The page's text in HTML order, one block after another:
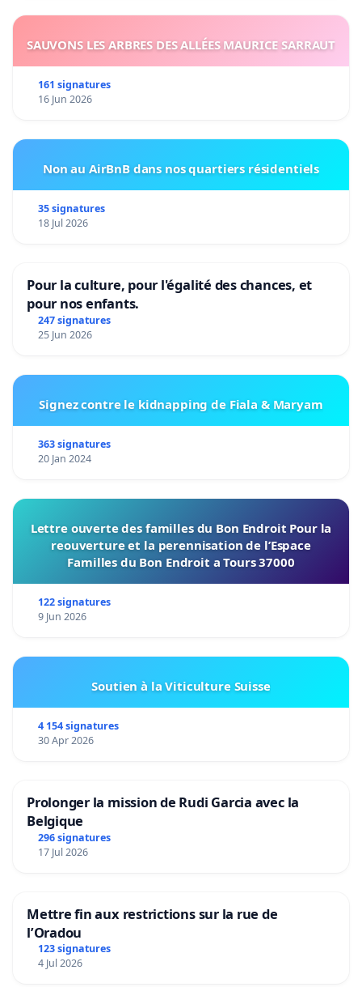
SAUVONS LES ARBRES DES ALLÉES MAURICE SARRAUT
161 signatures
16 Jun 2026
Non au AirBnB dans nos quartiers résidentiels
35 signatures
18 Jul 2026
Pour la culture, pour l'égalité des chances, et
pour nos enfants.
247 signatures
25 Jun 2026
Signez contre le kidnapping de Fiala & Maryam
363 signatures
20 Jan 2024
Lettre ouverte des familles du Bon Endroit Pour la
reouverture et la perennisation de l’Espace
Familles du Bon Endroit a Tours 37000
122 signatures
9 Jun 2026
Soutien à la Viticulture Suisse
4 154 signatures
30 Apr 2026
Prolonger la mission de Rudi Garcia avec la
Belgique
296 signatures
17 Jul 2026
Mettre fin aux restrictions sur la rue de
l’Oradou
123 signatures
4 Jul 2026